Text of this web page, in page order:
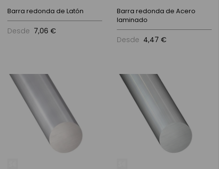
Barra redonda de Latón
Desde 7,06 €
Barra redonda de Acero
laminado
Desde 4,47 €